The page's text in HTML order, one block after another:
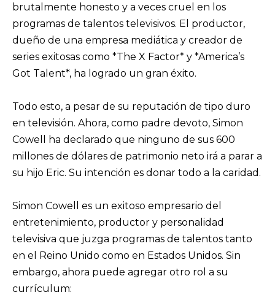
brutalmente honesto y a veces cruel en los
programas de talentos televisivos. El productor,
dueño de una empresa mediática y creador de
series exitosas como *The X Factor* y *America’s
Got Talent*, ha logrado un gran éxito.
Todo esto, a pesar de su reputación de tipo duro
en televisión. Ahora, como padre devoto, Simon
Cowell ha declarado que ninguno de sus 600
millones de dólares de patrimonio neto irá a parar a
su hijo Eric. Su intención es donar todo a la caridad.
Simon Cowell es un exitoso empresario del
entretenimiento, productor y personalidad
televisiva que juzga programas de talentos tanto
en el Reino Unido como en Estados Unidos. Sin
embargo, ahora puede agregar otro rol a su
currículum: